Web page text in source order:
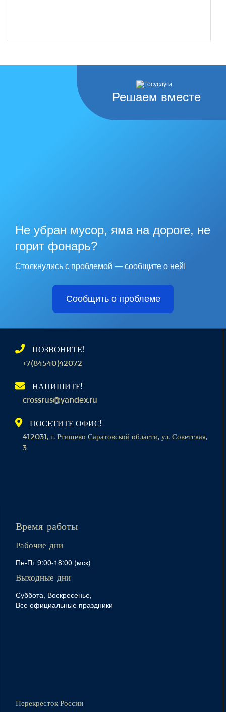
Решаем вместе
Не убран мусор, яма на дороге, не
горит фонарь?
Столкнулись с проблемой — сообщите о ней!
Сообщить о проблеме
ПОЗВОНИТЕ!
+7(84540)42072
НАПИШИТЕ!
crossrus@yandex.ru
ПОСЕТИТЕ ОФИС!
412031, г. Ртищево Саратовской области, ул. Советская,
3
Время работы
Рабочие дни
Пн-Пт 9:00-18:00 (мск)
Выходные дни
Суббота, Воскресенье,
Все официальные праздники
Перекресток России